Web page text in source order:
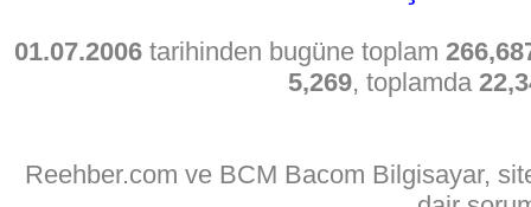
01.07.2006tarihinden bugüne toplam
5,269, toplamda
Reehber.com ve BCM Bacom Bilgisayar,